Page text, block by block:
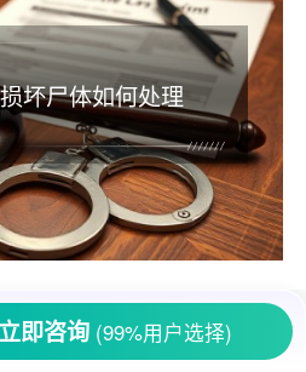
坏尸体如何处理
能都听说过一些和尸体相
是杀人抛尸之类的。但还
立即咨询 (99%用户选择)